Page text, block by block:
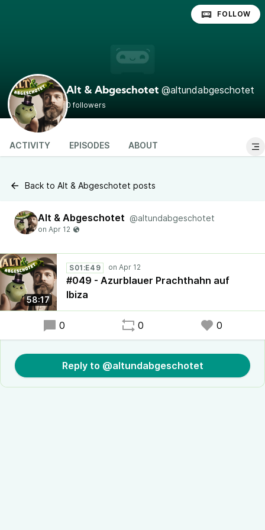
Alt & Abgeschotet @altundabgeschotet
0 followers
FOLLOW
ACTIVITY EPISODES ABOUT
Back to Alt & Abgeschotet posts
Alt & Abgeschotet @altundabgeschotet
58:17
S01:E49
#049 - Azurblauer Prachthahn auf
Ibiza
0 0 0
Reply to @altundabgeschotet